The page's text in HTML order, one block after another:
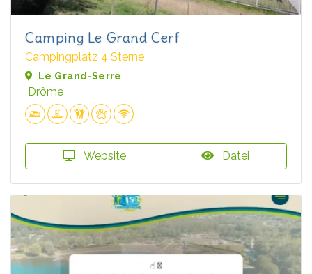
Camping Le Grand Cerf
Campingplatz 4 Sterne
Le Grand-Serre
Drôme
Website Datei